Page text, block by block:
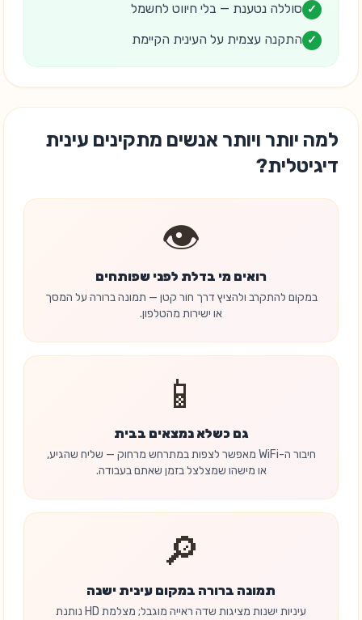
✓ סוללה נטענת — בלי חיווט לחשמל
✓ התקנה עצמית על העינית הקיימת
למה יותר ויותר אנשים מתקינים עינית
דיגיטלית?
👁️
רואים מי בדלת לפני שפותחים
במקום להתקרב ולהציץ דרך חור קטן — תמונה ברורה על המסך
או ישירות מהטלפון.
📱
גם כשלא נמצאים בבית
חיבור ה-WiFi מאפשר לצפות במתרחש מרחוק — שליח שהגיע,
או מישהו שמצלצל בזמן שאתם בעבודה.
🔎
תמונה ברורה במקום עינית ישנה
עיניות ישנות מציגות שדה ראייה מוגבל; מצלמת HD נותנת